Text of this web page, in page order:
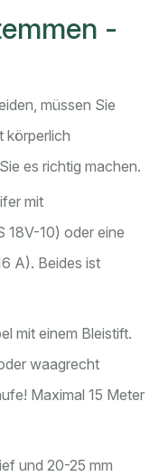
-
müssen Sie
körperlich
es richtig machen.
mit
18V-10) oder eine
A). Beides ist
mit einem Bleistift.
waagrecht
Maximal 15 Meter
und 20-25 mm